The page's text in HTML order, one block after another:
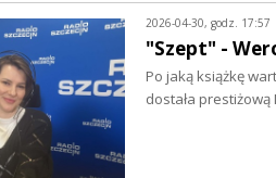
2026-04-30, godz. 17:57
"Szept" -
Po jaką książkę
dostała